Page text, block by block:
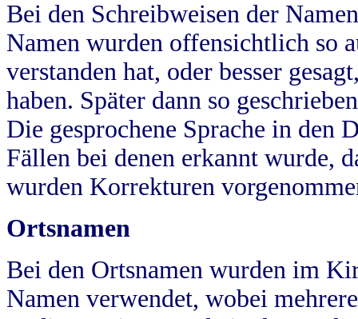
Bei den Schreibweisen der
Namen wurden offensichtlich so
verstanden hat, oder besser
haben. Später dann so
Die gesprochene Sprache in
Fällen bei denen erkannt wurde,
wurden Korrekturen
Ortsnamen
Bei den Ortsnamen wurden im
Namen verwendet, wobei